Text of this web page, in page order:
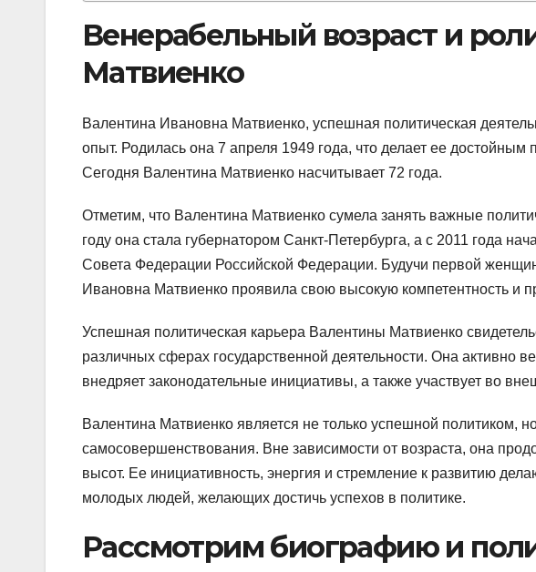
Венерабельный возраст и
Матвиенко
Валентина Ивановна Матвиенко, успешная политическая
опыт. Родилась она 7 апреля 1949 года, что делает ее достойным
Сегодня Валентина Матвиенко насчитывает 72 года.
Отметим, что Валентина Матвиенко сумела занять важные
году она стала губернатором Санкт-Петербурга, а с 2011 года
Совета Федерации Российской Федерации. Будучи первой
Ивановна Матвиенко проявила свою высокую компетентность и
Успешная политическая карьера Валентины Матвиенко
различных сферах государственной деятельности. Она активно
внедряет законодательные инициативы, а также участвует во
Валентина Матвиенко является не только успешной политиком,
самосовершенствования. Вне зависимости от возраста, она
высот. Ее инициативность, энергия и стремление к развитию
молодых людей, желающих достичь успехов в политике.
Рассмотрим биографию и